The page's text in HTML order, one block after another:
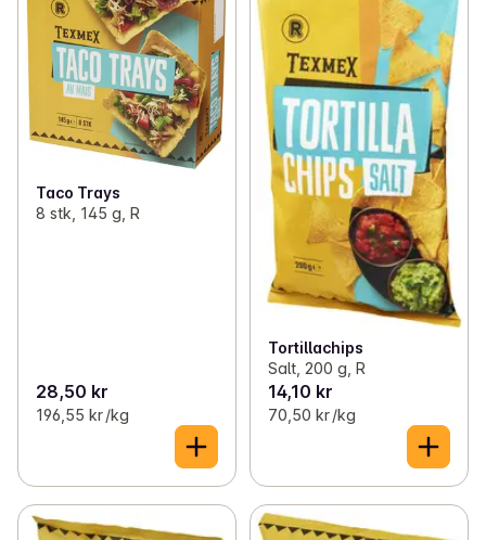
Taco Trays
8 stk, 145 g, R
28,50 kr
196,55 kr /kg
Tortillachips
Salt, 200 g, R
14,10 kr
70,50 kr /kg